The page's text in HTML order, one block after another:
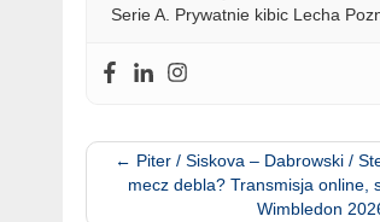
Serie A. Prywatnie kibic Lecha
← Piter / Siskova – Dabrowski /
mecz debla? Transmisja online,
Wimbledon